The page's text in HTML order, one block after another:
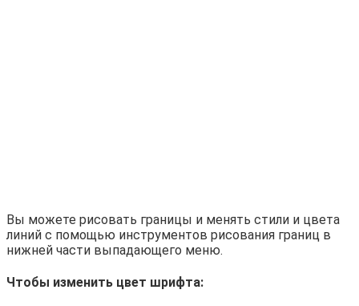
Вы можете рисовать границы и менять стили и цвета
линий с помощью инструментов рисования границ в
нижней части выпадающего меню.
Чтобы изменить цвет шрифта: